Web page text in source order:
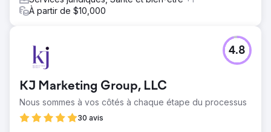
À partir de $10,000
KJ Marketing Group, LLC
Nous sommes à vos côtés à chaque étape du processus
30 avis
4.8